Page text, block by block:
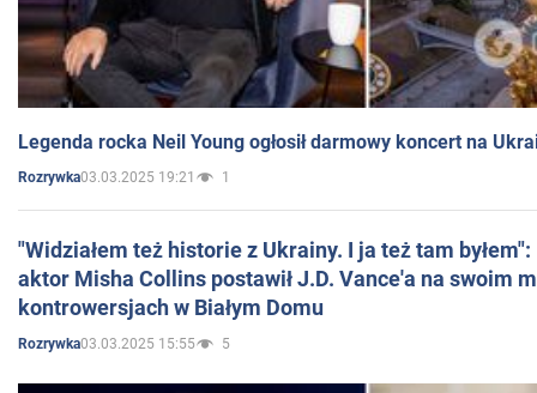
Legenda rocka Neil Young ogłosił darmowy koncert na
Rozrywka03.03.2025 19:21 1
"Widziałem też historie z Ukrainy. I ja też tam
aktor Misha Collins postawił J.D. Vance'a na swoim
kontrowersjach w Białym Domu
Rozrywka03.03.2025 15:55 5